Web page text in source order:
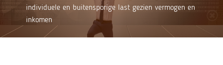
individuele en buitensporige last gezien vermogen en
inkomen